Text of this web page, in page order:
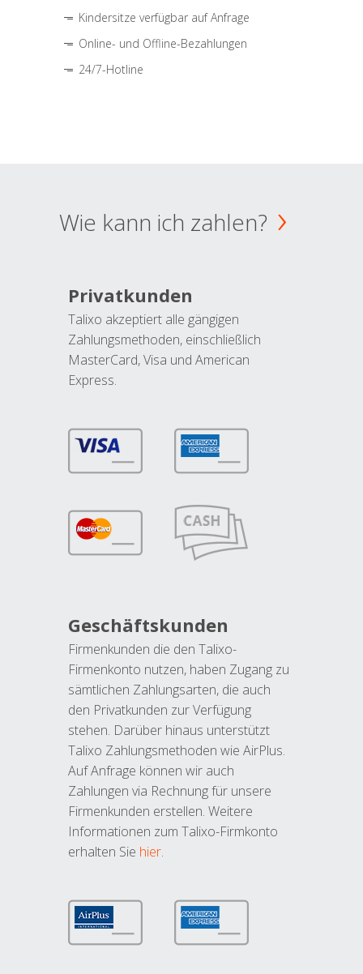
Kindersitze verfügbar auf Anfrage
Online- und Offline-Bezahlungen
24/7-Hotline
Wie kann ich zahlen?
Privatkunden
Talixo akzeptiert alle gängigen
Zahlungsmethoden, einschließlich
MasterCard, Visa und American
Express.
Geschäftskunden
Firmenkunden die den Talixo-
Firmenkonto nutzen, haben Zugang zu
sämtlichen Zahlungsarten, die auch
den Privatkunden zur Verfügung
stehen. Darüber hinaus unterstützt
Talixo Zahlungsmethoden wie AirPlus.
Auf Anfrage können wir auch
Zahlungen via Rechnung für unsere
Firmenkunden erstellen. Weitere
Informationen zum Talixo-Firmkonto
erhalten Sie hier.